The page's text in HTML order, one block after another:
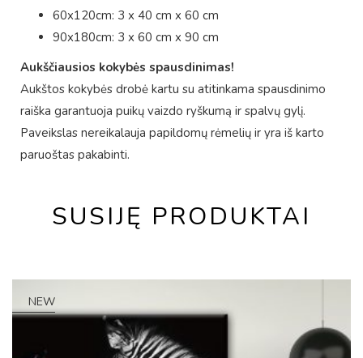
60x120cm: 3 x 40 cm x 60 cm
90x180cm: 3 x 60 cm x 90 cm
Aukščiausios kokybės spausdinimas!
Aukštos kokybės drobė kartu su atitinkama spausdinimo
raiška garantuoja puikų vaizdo ryškumą ir spalvų gylį.
Paveikslas nereikalauja papildomų rėmelių ir yra iš karto
paruoštas pakabinti.
SUSIJĘ PRODUKTAI
NEW